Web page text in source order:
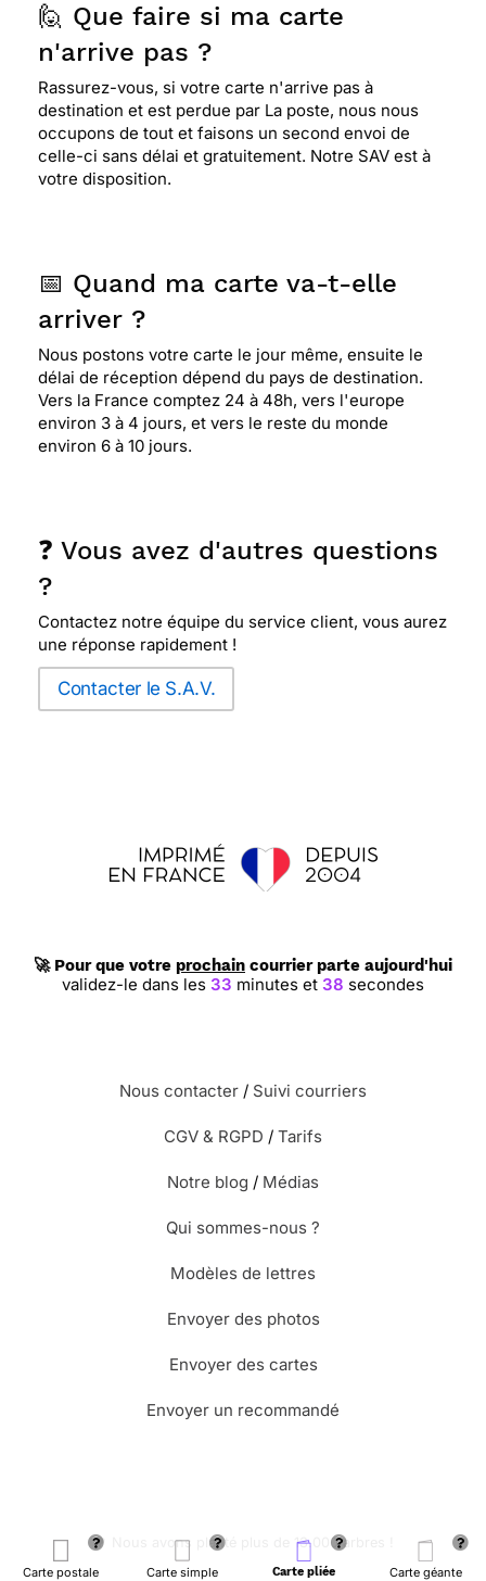
Carte postale Carte simple Carte pliée Carte géante
🙋 Que faire si ma carte
n'arrive pas ?
Rassurez-vous, si votre carte n'arrive pas à
destination et est perdue par La poste, nous nous
occupons de tout et faisons un second envoi de
celle-ci sans délai et gratuitement. Notre SAV est à
votre disposition.
📅 Quand ma carte va-t-elle
arriver ?
Nous postons votre carte le jour même, ensuite le
délai de réception dépend du pays de destination.
Vers la France comptez 24 à 48h, vers l'europe
environ 3 à 4 jours, et vers le reste du monde
environ 6 à 10 jours.
❓ Vous avez d'autres questions
?
Contactez notre équipe du service client, vous aurez
une réponse rapidement !
Contacter le S.A.V.
🚀 Pour que votre prochain courrier parte aujourd'hui
validez-le dans les 33 minutes et 38 secondes
Nous contacter / Suivi courriers
CGV & RGPD / Tarifs
Notre blog / Médias
Qui sommes-nous ?
Modèles de lettres
Envoyer des photos
Envoyer des cartes
Envoyer un recommandé
🌳 Nous avons planté plus de 13.000 arbres !